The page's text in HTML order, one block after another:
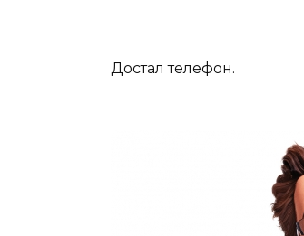
Достал телефон.